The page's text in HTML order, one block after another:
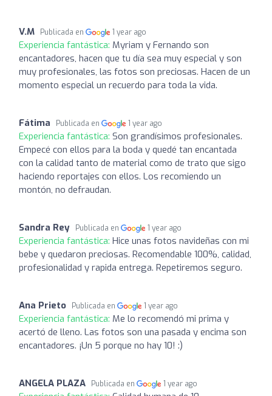
V.M Publicada en 1 year ago
Experiencia fantástica: Myriam y Fernando son
encantadores, hacen que tu día sea muy especial y son
muy profesionales, las fotos son preciosas. Hacen de un
momento especial un recuerdo para toda la vida.
Fátima Publicada en 1 year ago
Experiencia fantástica: Son grandísimos profesionales.
Empecé con ellos para la boda y quedé tan encantada
con la calidad tanto de material como de trato que sigo
haciendo reportajes con ellos. Los recomiendo un
montón, no defraudan.
Sandra Rey Publicada en 1 year ago
Experiencia fantástica: Hice unas fotos navideñas con mi
bebe y quedaron preciosas. Recomendable 100%, calidad,
profesionalidad y rapida entrega. Repetiremos seguro.
Ana Prieto Publicada en 1 year ago
Experiencia fantástica: Me lo recomendó mi prima y
acertó de lleno. Las fotos son una pasada y encima son
encantadores. ¡Un 5 porque no hay 10! :)
ANGELA PLAZA Publicada en 1 year ago